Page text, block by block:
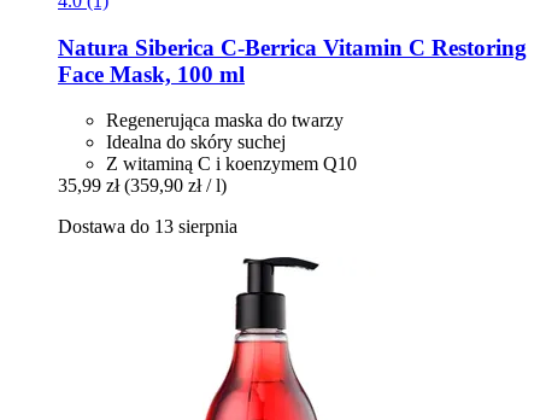
Natura Siberica C-​Berrica Vitamin C Restoring
Face Mask, 100 ml
Regenerująca maska ​​do twarzy
Idealna do skóry suchej
Z witaminą C i koenzymem Q10
35,99 zł (359,90 zł / l)
Dostawa do 13 sierpnia